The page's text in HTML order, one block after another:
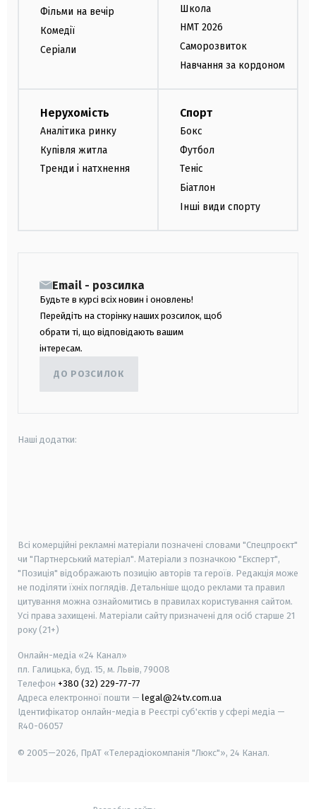
Фільми на вечір
Комедії
Серіали
Школа
НМТ 2026
Саморозвиток
Навчання за кордоном
Нерухомість
Аналітика ринку
Купівля житла
Тренди і натхнення
Спорт
Бокс
Футбол
Теніс
Біатлон
Інші види спорту
Email - розсилка
Будьте в курсі всіх новин і оновлень!
Перейдіть на сторінку наших розсилок, щоб
обрати ті, що відповідають вашим
інтересам.
ДО РОЗСИЛОК
Наші додатки:
Всі комерційні рекламні матеріали позначені словами "Спецпроєкт"
чи "Партнерський матеріал". Матеріали з позначкою "Експерт",
"Позиція" відображають позицію авторів та героїв. Редакція може
не поділяти їхніх поглядів. Детальніше щодо реклами та правил
цитування можна ознайомитись в правилах користування сайтом.
Усі права захищені. Матеріали сайту призначені для осіб старше 21
року (21+)
Онлайн-медіа «24 Канал»
пл. Галицька, буд. 15, м. Львів, 79008
Телефон +380 (32) 229-77-77
Адреса електронної пошти — legal@24tv.com.ua
Ідентифікатор онлайн-медіа в Реєстрі суб'єктів у сфері медіа —
R40-06057
© 2005—2026, ПрАТ «Телерадіокомпанія "Люкс"», 24 Канал.